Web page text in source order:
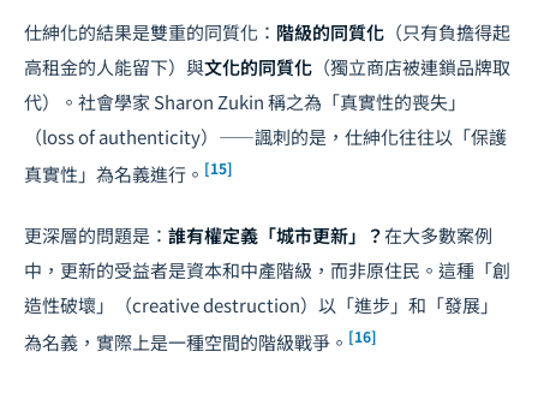
仕紳化的結果是雙重的同質化： 階級的同質化 （只有負擔得起
高租金的人能留下）與文化的同質化 （獨立商店被連鎖品牌取
代）。社會學家 Sharon Zukin 稱之為「真實性的喪失」
（loss of authenticity）——諷刺的是，仕紳化往往以「保護
真實性」為名義進行。 [15]
更深層的問題是： 誰有權定義「城市更新」？在大多數案例
中，更新的受益者是資本和中產階級，而非原住民。這種「創
造性破壞」（creative destruction）以「進步」和「發展」
為名義，實際上是一種空間的階級戰爭。 [16]